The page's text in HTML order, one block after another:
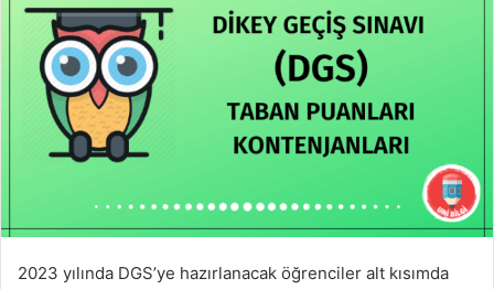
2023 yılında DGS’ye hazırlanacak öğrenciler alt kısımda